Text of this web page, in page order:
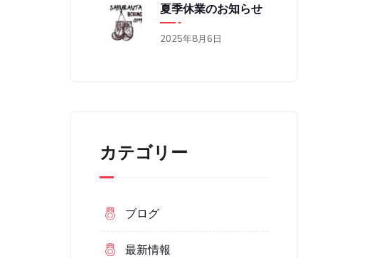
夏季休業のお知らせ
2025年8月6日
カテゴリー
ブログ
最新情報